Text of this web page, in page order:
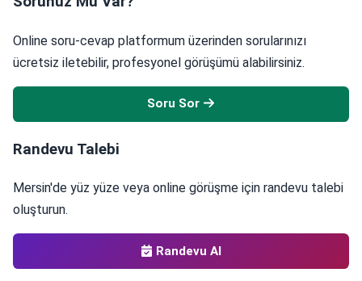
Online soru-cevap platformum üzerinden sorularınızı
ücretsiz iletebilir, profesyonel görüşümü alabilirsiniz.
Soru Sor
Randevu Talebi
Mersin'de yüz yüze veya online görüşme için randevu talebi
oluşturun.
Randevu Al